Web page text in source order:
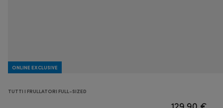
ONLINE EXCLUSIVE
TUTTI I FRULLATORI FULL-SIZED